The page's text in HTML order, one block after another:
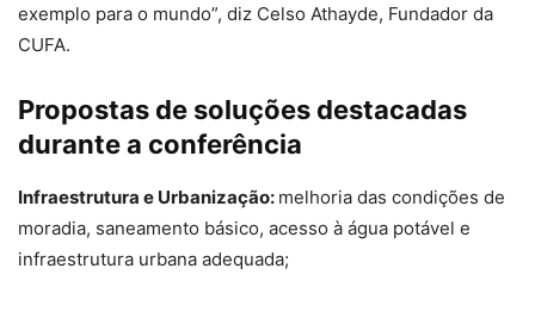
exemplo para o mundo”, diz Celso Athayde, Fundador da
CUFA.
Propostas de soluções destacadas
durante a conferência
Infraestrutura e Urbanização: melhoria das condições de
moradia, saneamento básico, acesso à água potável e
infraestrutura urbana adequada;